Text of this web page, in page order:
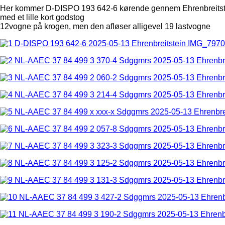
Her kommer D-DISPO 193 642-6 kørende gennem
med et lille kort godstog
12vogne på krogen, men den afløser alligevel 19 lastvogne